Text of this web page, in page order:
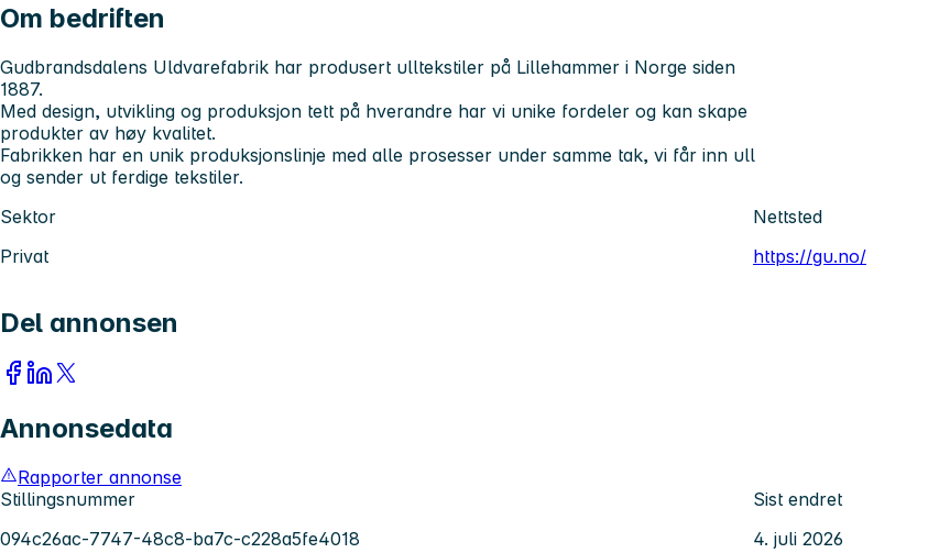
Om bedriften
Gudbrandsdalens Uldvarefabrik har produsert ulltekstiler på Lillehammer i Norge siden
1887.
Med design, utvikling og produksjon tett på hverandre har vi unike fordeler og kan skape
produkter av høy kvalitet.
Fabrikken har en unik produksjonslinje med alle prosesser under samme tak, vi får inn ull
og sender ut ferdige tekstiler.
Sektor
Privat
Nettsted
https://gu.no/
Del annonsen
Annonsedata
Rapporter annonse
Stillingsnummer
094c26ac-7747-48c8-ba7c-c228a5fe4018
Sist endret
4. juli 2026